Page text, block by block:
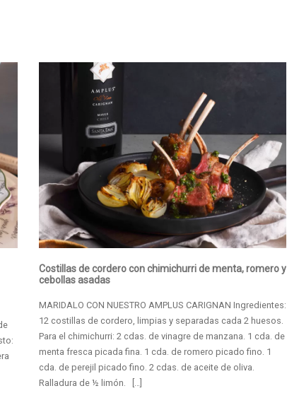
Costillas de cordero con chimichurri de menta, romero y
cebollas asadas
MARIDALO CON NUESTRO AMPLUS CARIGNAN Ingredientes:
12 costillas de cordero, limpias y separadas cada 2 huesos.
Para el chimichurri: 2 cdas. de vinagre de manzana. 1 cda. de
menta fresca picada fina. 1 cda. de romero picado fino. 1
cda. de perejil picado fino. 2 cdas. de aceite de oliva.
Ralladura de ½ limón. […]